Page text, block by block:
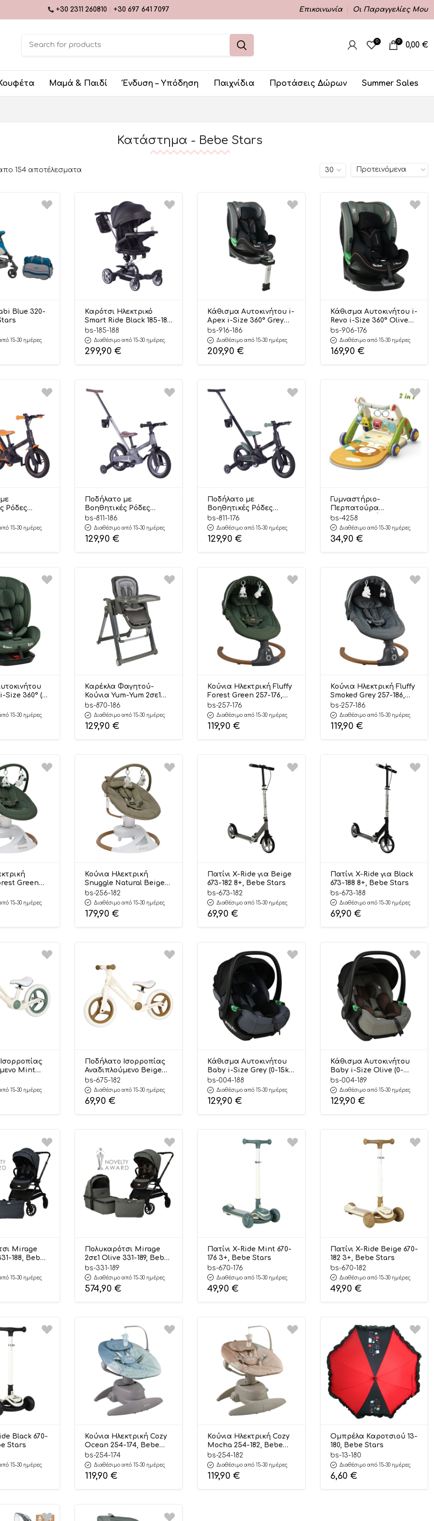
+30 2311 260810 +30 697 641 7097 Επικοινωνία Οι Παραγγελίες Μου
0 0 0,00 €
Μαμά & Παιδί Ένδυση – Υπόδηση Παιχνίδια Προτάσεις Δώρων Summer Sales
Κατάστημα - Bebe Stars
απο 154 αποτέλεσματα
Blue 320-
15-30 ημέρες
Καρότσι Ηλεκτρικό
Smart Ride Black 185-188
6m+, Bebe Stars
bs-185-188
Διαθέσιμο από 15-30 ημέρες
299,90 €
Κάθισμα Αυτοκινήτου i-
Apex i-Size 360° Grey
(40-150cm) 0-36kg 916-
186, Bebe Stars
bs-916-186
Διαθέσιμο από 15-30 ημέρες
209,90 €
Κάθισμα Αυτοκινήτου i-
Revo i-Size 360° Olive
(40-150cm) 0-36kg 906-
176, Bebe Stars
bs-906-176
Διαθέσιμο από 15-30 ημέρες
169,90 €
Ρόδες
Orange 811-
Stars
15-30 ημέρες
Ποδήλατο με
Βοηθητικές Ρόδες
Speedy 4in1 Grey 811-186
24m+, Bebe Stars
bs-811-186
Διαθέσιμο από 15-30 ημέρες
129,90 €
Ποδήλατο με
Βοηθητικές Ρόδες
Speedy 4in1 Green 811-
176 24m+, Bebe Stars
bs-811-176
Διαθέσιμο από 15-30 ημέρες
129,90 €
Γυμναστήριο-
Περπατούρα
Δραστηριοτήτων Piano
Rainy Forest 2in1 4258,
Bebe Stars
bs-4258
Διαθέσιμο από 15-30 ημέρες
34,90 €
Size 360° (0-
Green 921-
15-30 ημέρες
Καρέκλα Φαγητού-
Κούνια Yum-Yum 2σε1
Grey 870-186, Bebe Stars
bs-870-186
Διαθέσιμο από 15-30 ημέρες
129,90 €
Κούνια Ηλεκτρική Fluffy
Forest Green 257-176,
Bebe Stars
bs-257-176
Διαθέσιμο από 15-30 ημέρες
119,90 €
Κούνια Ηλεκτρική Fluffy
Smoked Grey 257-186,
Bebe Stars
bs-257-186
Διαθέσιμο από 15-30 ημέρες
119,90 €
Green
Stars
15-30 ημέρες
Κούνια Ηλεκτρική
Snuggle Natural Beige
256-182, Bebe Stars
bs-256-182
Διαθέσιμο από 15-30 ημέρες
179,90 €
Πατίνι X-Ride για Beige
673-182 8+, Bebe Stars
bs-673-182
Διαθέσιμο από 15-30 ημέρες
69,90 €
Πατίνι X-Ride για Black
673-188 8+, Bebe Stars
bs-673-188
Διαθέσιμο από 15-30 ημέρες
69,90 €
Mint
Bebe
15-30 ημέρες
Ποδήλατο Ισορροπίας
Αναδιπλούμενο Beige
675-182 24m+, Bebe
Stars
bs-675-182
Διαθέσιμο από 15-30 ημέρες
69,90 €
Κάθισμα Αυτοκινήτου
Baby i-Size Grey (0-15kg)
004-188, Bebe Stars
bs-004-188
Διαθέσιμο από 15-30 ημέρες
129,90 €
Κάθισμα Αυτοκινήτου
Baby i-Size Olive (0-
15kg) 004-189, Bebe Stars
bs-004-189
Διαθέσιμο από 15-30 ημέρες
129,90 €
Mirage
188, Bebe
15-30 ημέρες
Πολυκαρότσι Mirage
2σε1 Olive 331-189, Bebe
Stars
bs-331-189
Διαθέσιμο από 15-30 ημέρες
574,90 €
Πατίνι X-Ride Mint 670-
176 3+, Bebe Stars
bs-670-176
Διαθέσιμο από 15-30 ημέρες
49,90 €
Πατίνι X-Ride Beige 670-
182 3+, Bebe Stars
bs-670-182
Διαθέσιμο από 15-30 ημέρες
49,90 €
Black 670-
Stars
15-30 ημέρες
Κούνια Ηλεκτρική Cozy
Ocean 254-174, Bebe
Stars
bs-254-174
Διαθέσιμο από 15-30 ημέρες
119,90 €
Κούνια Ηλεκτρική Cozy
Mocha 254-182, Bebe
Stars
bs-254-182
Διαθέσιμο από 15-30 ημέρες
119,90 €
Ομπρέλα Καροτσιού 13-
180, Bebe Stars
bs-13-180
Διαθέσιμο από 15-30 ημέρες
6,60 €